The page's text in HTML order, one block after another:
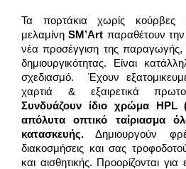
Τα πορτάκια χωρίς κούρβες
μελαμίνηSM’Art παραθέτουν την
νέα προσέγγιση της παραγωγής,
δημιουργικότητας. Είναι
σχεδιασμό. Έχουν
χαρτιά & εξαιρετικά
Συνδυάζουν ίδιο χρώμα HPL
απόλυτα οπτικό ταίριασμα
κατασκευής. Δημιουργούν
διακοσμήσεις και σας
και αισθητικής. Προορίζονται